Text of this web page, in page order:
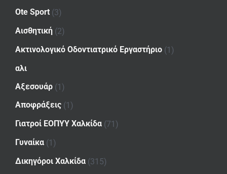
Ote Sport (3)
Αισθητική (2)
Ακτινολογικό Οδοντιατρικό Εργαστήριο (1)
αλι
Αξεσουάρ (1)
Αποφράξεις (1)
Γιατροί ΕΟΠΥΥ Χαλκίδα (71)
Γυναίκα (1)
Δικηγόροι Χαλκίδα (315)